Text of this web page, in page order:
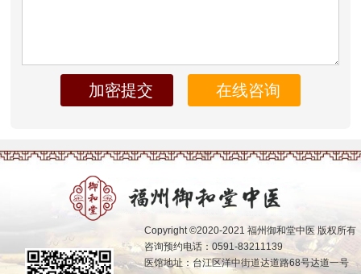
Copyright ©2020-2021 福州御和堂中医 版权所有
咨询预约电话：0591-83211139
医馆地址：台江区洋中街道达道路68号达道一号